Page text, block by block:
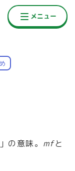
め
の意味。 mfと